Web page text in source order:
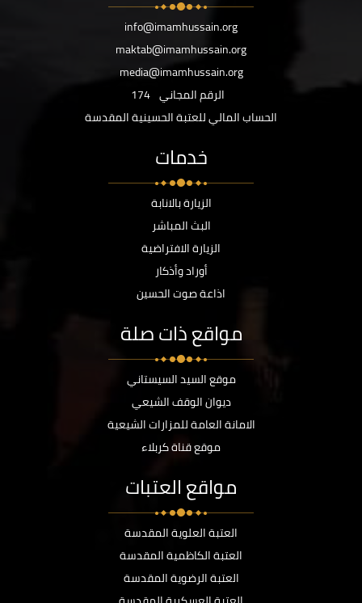
info@imamhussain.org
maktab@imamhussain.org
media@imamhussain.org
الرقم المجاني 174
الحساب المالي للعتبة الحسينية المقدسة
خدمات
الزيارة بالانابة
البث المباشر
الزيارة الافتراضية
أوراد وأذكار
اذاعة صوت الحسين
مواقع ذات صلة
موقع السيد السيستاني
ديوان الوقف الشيعي
الامانة العامة للمزارات الشيعية
موقع قناة كربلاء
مواقع العتبات
العتبة العلوية المقدسة
العتبة الكاظمية المقدسة
العتبة الرضوية المقدسة